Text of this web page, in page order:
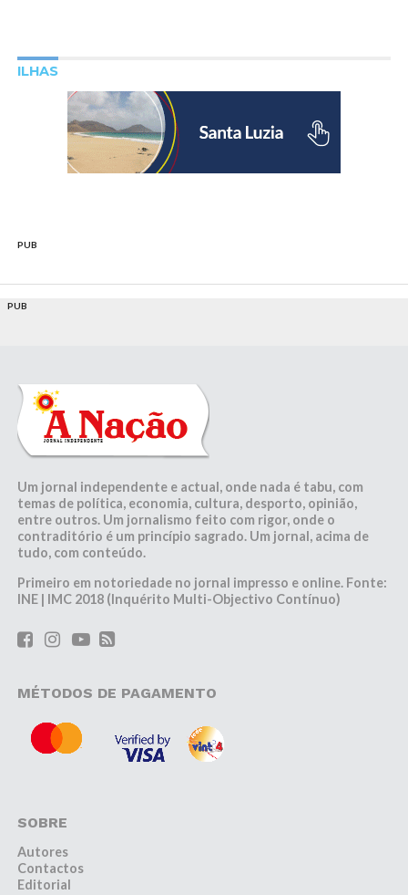
ILHAS
PUB
PUB
Um jornal independente e actual, onde nada é tabu, com
temas de política, economia, cultura, desporto, opinião,
entre outros. Um jornalismo feito com rigor, onde o
contraditório é um princípio sagrado. Um jornal, acima de
tudo, com conteúdo.
Primeiro em notoriedade no jornal impresso e online. Fonte:
INE | IMC 2018 (Inquérito Multi-Objectivo Contínuo)
MÉTODOS DE PAGAMENTO
SOBRE
Autores
Contactos
Editorial